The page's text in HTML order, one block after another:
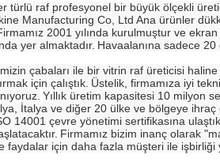
türlü raf profesyonel bir büyük ölçekli
Manufacturing Co, Ltd Ana ürünler
2001 yılında kurulmuştur ve
yer almaktadır. Havaalanına sadece 20
çabaları ile bir vitrin raf üreticisi haline
için çalıştık. Üstelik, firmamıza iyi
Yıllık üretim kapasitesi 10 milyon
İtalya ve diğer 20 ülke ve bölgeye ihraç
14001 çevre yönetimi sertifikasına ulaştık.
Firmamız bizim inanç olarak
faydalar için daha fazla müşteri ile işbirliği